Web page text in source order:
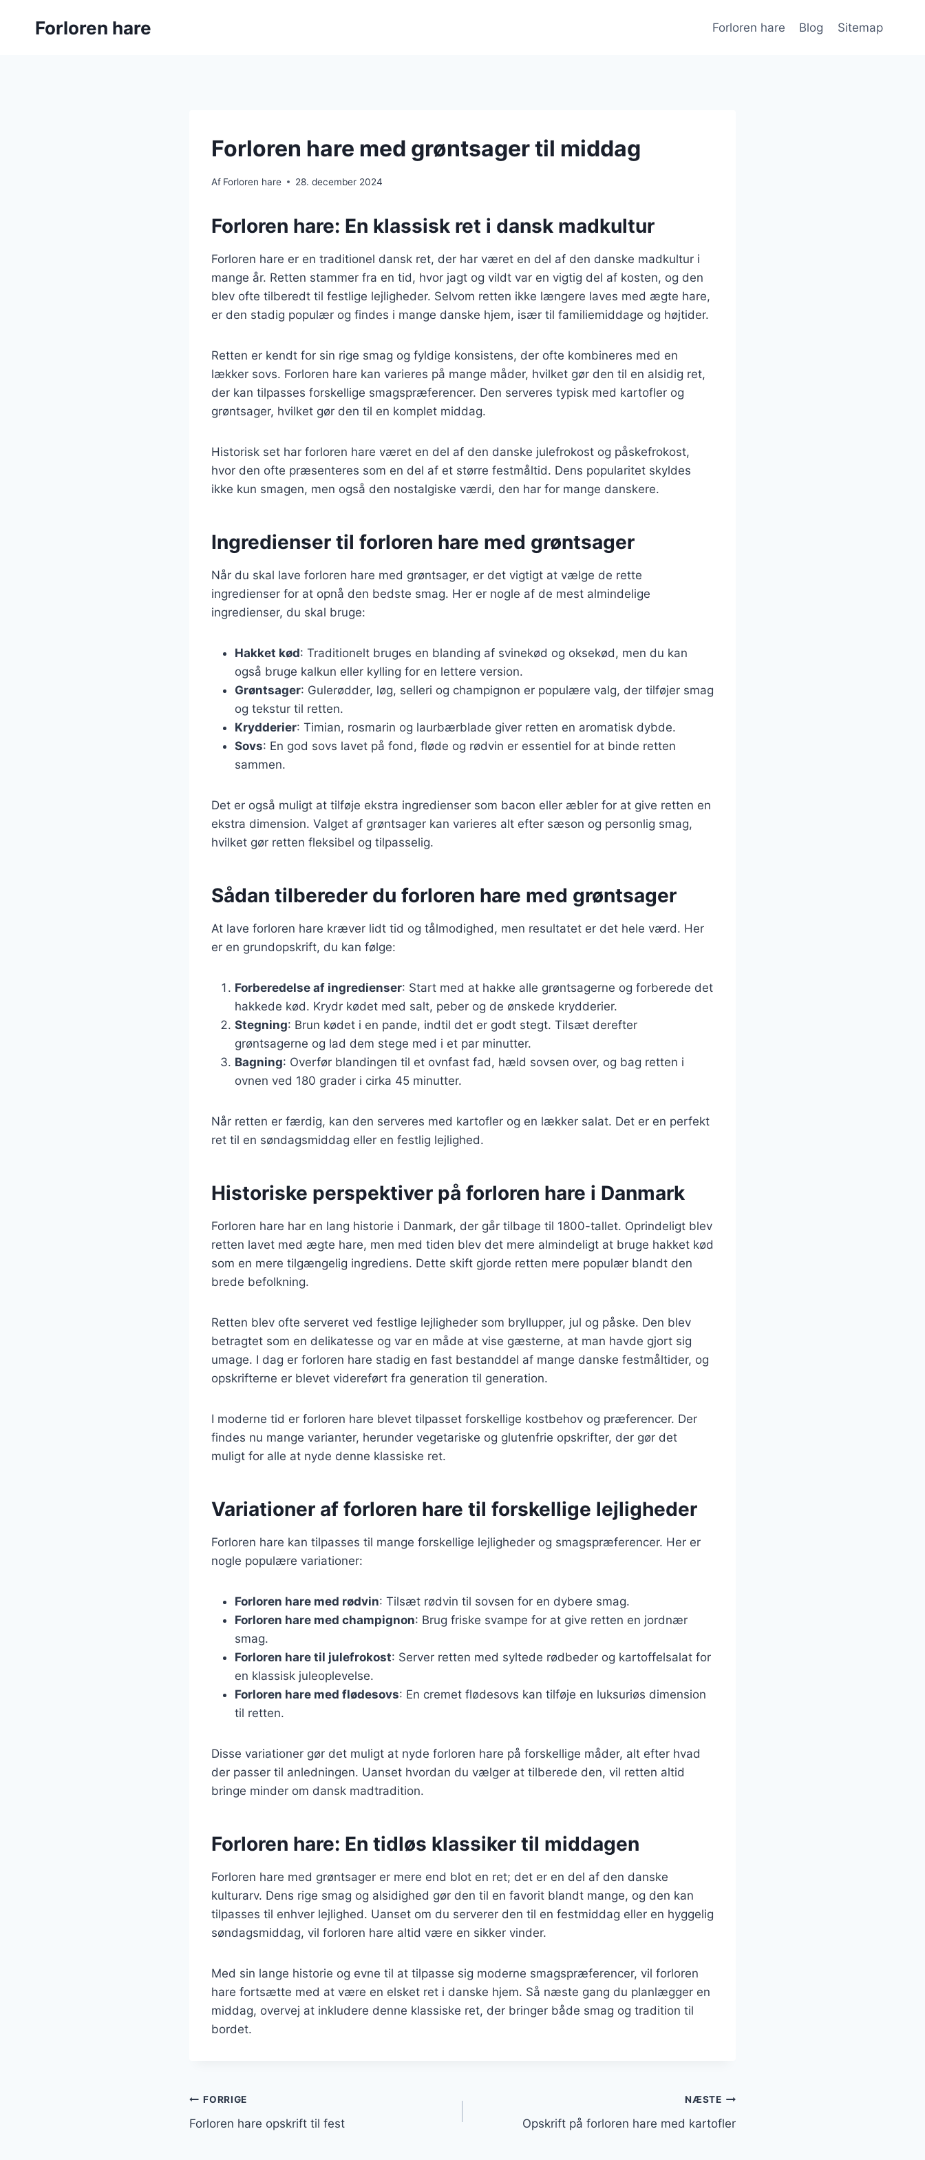
Forloren hare Forloren hare Blog Sitemap
Forloren hare med grøntsager til middag
Af Forloren hare 28. december 2024
Forloren hare: En klassisk ret i dansk madkultur
Forloren hare er en traditionel dansk ret, der har været en del af den danske madkultur i
mange år. Retten stammer fra en tid, hvor jagt og vildt var en vigtig del af kosten, og den
blev ofte tilberedt til festlige lejligheder. Selvom retten ikke længere laves med ægte hare,
er den stadig populær og findes i mange danske hjem, især til familiemiddage og højtider.
Retten er kendt for sin rige smag og fyldige konsistens, der ofte kombineres med en
lækker sovs. Forloren hare kan varieres på mange måder, hvilket gør den til en alsidig ret,
der kan tilpasses forskellige smagspræferencer. Den serveres typisk med kartofler og
grøntsager, hvilket gør den til en komplet middag.
Historisk set har forloren hare været en del af den danske julefrokost og påskefrokost,
hvor den ofte præsenteres som en del af et større festmåltid. Dens popularitet skyldes
ikke kun smagen, men også den nostalgiske værdi, den har for mange danskere.
Ingredienser til forloren hare med grøntsager
Når du skal lave forloren hare med grøntsager, er det vigtigt at vælge de rette
ingredienser for at opnå den bedste smag. Her er nogle af de mest almindelige
ingredienser, du skal bruge:
Hakket kød: Traditionelt bruges en blanding af svinekød og oksekød, men du kan
også bruge kalkun eller kylling for en lettere version.
Grøntsager: Gulerødder, løg, selleri og champignon er populære valg, der tilføjer smag
og tekstur til retten.
Krydderier: Timian, rosmarin og laurbærblade giver retten en aromatisk dybde.
Sovs: En god sovs lavet på fond, fløde og rødvin er essentiel for at binde retten
sammen.
Det er også muligt at tilføje ekstra ingredienser som bacon eller æbler for at give retten en
ekstra dimension. Valget af grøntsager kan varieres alt efter sæson og personlig smag,
hvilket gør retten fleksibel og tilpasselig.
Sådan tilbereder du forloren hare med grøntsager
At lave forloren hare kræver lidt tid og tålmodighed, men resultatet er det hele værd. Her
er en grundopskrift, du kan følge:
Forberedelse af ingredienser: Start med at hakke alle grøntsagerne og forberede det
hakkede kød. Krydr kødet med salt, peber og de ønskede krydderier.
Stegning: Brun kødet i en pande, indtil det er godt stegt. Tilsæt derefter
grøntsagerne og lad dem stege med i et par minutter.
Bagning: Overfør blandingen til et ovnfast fad, hæld sovsen over, og bag retten i
ovnen ved 180 grader i cirka 45 minutter.
Når retten er færdig, kan den serveres med kartofler og en lækker salat. Det er en perfekt
ret til en søndagsmiddag eller en festlig lejlighed.
Historiske perspektiver på forloren hare i Danmark
Forloren hare har en lang historie i Danmark, der går tilbage til 1800-tallet. Oprindeligt blev
retten lavet med ægte hare, men med tiden blev det mere almindeligt at bruge hakket kød
som en mere tilgængelig ingrediens. Dette skift gjorde retten mere populær blandt den
brede befolkning.
Retten blev ofte serveret ved festlige lejligheder som bryllupper, jul og påske. Den blev
betragtet som en delikatesse og var en måde at vise gæsterne, at man havde gjort sig
umage. I dag er forloren hare stadig en fast bestanddel af mange danske festmåltider, og
opskrifterne er blevet videreført fra generation til generation.
I moderne tid er forloren hare blevet tilpasset forskellige kostbehov og præferencer. Der
findes nu mange varianter, herunder vegetariske og glutenfrie opskrifter, der gør det
muligt for alle at nyde denne klassiske ret.
Variationer af forloren hare til forskellige lejligheder
Forloren hare kan tilpasses til mange forskellige lejligheder og smagspræferencer. Her er
nogle populære variationer:
Forloren hare med rødvin: Tilsæt rødvin til sovsen for en dybere smag.
Forloren hare med champignon: Brug friske svampe for at give retten en jordnær
smag.
Forloren hare til julefrokost: Server retten med syltede rødbeder og kartoffelsalat for
en klassisk juleoplevelse.
Forloren hare med flødesovs: En cremet flødesovs kan tilføje en luksuriøs dimension
til retten.
Disse variationer gør det muligt at nyde forloren hare på forskellige måder, alt efter hvad
der passer til anledningen. Uanset hvordan du vælger at tilberede den, vil retten altid
bringe minder om dansk madtradition.
Forloren hare: En tidløs klassiker til middagen
Forloren hare med grøntsager er mere end blot en ret; det er en del af den danske
kulturarv. Dens rige smag og alsidighed gør den til en favorit blandt mange, og den kan
tilpasses til enhver lejlighed. Uanset om du serverer den til en festmiddag eller en hyggelig
søndagsmiddag, vil forloren hare altid være en sikker vinder.
Med sin lange historie og evne til at tilpasse sig moderne smagspræferencer, vil forloren
hare fortsætte med at være en elsket ret i danske hjem. Så næste gang du planlægger en
middag, overvej at inkludere denne klassiske ret, der bringer både smag og tradition til
bordet.
Indlægsnavigation
FORRIGE
Forloren hare opskrift til fest
NÆSTE
Opskrift på forloren hare med kartofler